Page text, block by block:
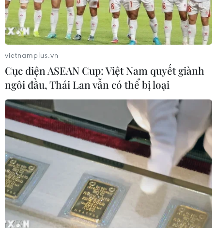
23/06/2017 11:20
Chiều 23/6, các tỉnh từ Nghệ An trở vào đến Quảng
Ngãi đã xảy ra nắng nóng trên diện rộng với nhiệt độ
lúc 13 giờ phổ biến 35-36 độ C, có nơi trên 36 độ C.
vietnamplus.vn
Cục diện ASEAN Cup: Việt Nam quyết giành
ngôi đầu, Thái Lan vẫn có thể bị loại